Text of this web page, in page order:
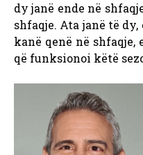
dy janë ende në
shfaqje. Ata janë të
kanë qenë në
që funksionoi këtë